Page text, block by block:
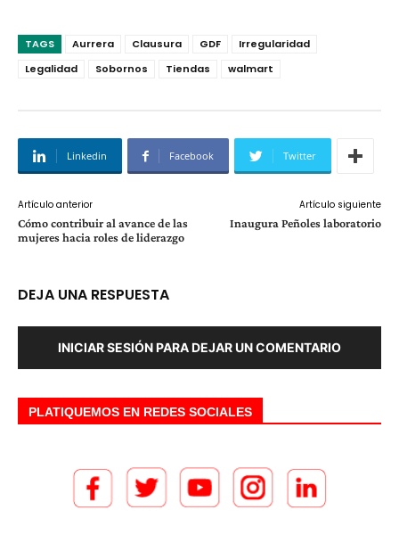
TAGS Aurrera Clausura GDF
Irregularidad
Legalidad
Sobornos Tiendas walmart
Linkedin Facebook Twitter
Artículo anterior
Cómo contribuir al avance de las
mujeres hacia roles de liderazgo
Artículo siguiente
Inaugura Peñoles laboratorio
DEJA UNA RESPUESTA
INICIAR SESIÓN PARA DEJAR UN COMENTARIO
PLATIQUEMOS EN REDES SOCIALES